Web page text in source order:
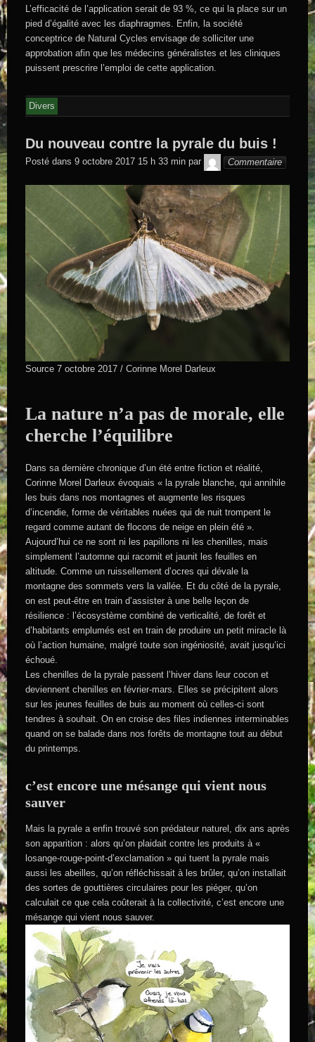
L’efficacité de l’application serait de 93 %, ce qui la place sur un
pied d’égalité avec les diaphragmes. Enfin, la société
conceptrice de Natural Cycles envisage de solliciter une
approbation afin que les médecins généralistes et les cliniques
puissent prescrire l’emploi de cette application.
Divers
Du nouveau contre la pyrale du buis !
Posté dans 9 octobre 2017 15 h 33 min par
GEGE DE
SAINTAND
Commentaire
Source 7 octobre 2017 / Corinne Morel Darleux
La nature n’a pas de morale, elle
cherche l’équilibre
Dans sa dernière chronique d’un été entre fiction et réalité,
Corinne Morel Darleux évoquais « la pyrale blanche, qui annihile
les buis dans nos montagnes et augmente les risques
d’incendie, forme de véritables nuées qui de nuit trompent le
regard comme autant de flocons de neige en plein été ».
Aujourd’hui ce ne sont ni les papillons ni les chenilles, mais
simplement l’automne qui racornit et jaunit les feuilles en
altitude. Comme un ruissellement d’ocres qui dévale la
montagne des sommets vers la vallée. Et du côté de la pyrale,
on est peut-être en train d’assister à une belle leçon de
résilience : l’écosystème combiné de verticalité, de forêt et
d’habitants emplumés est en train de produire un petit miracle là
où l’action humaine, malgré toute son ingéniosité, avait jusqu’ici
échoué.
Les chenilles de la pyrale passent l’hiver dans leur cocon et
deviennent chenilles en février-mars. Elles se précipitent alors
sur les jeunes feuilles de buis au moment où celles-ci sont
tendres à souhait. On en croise des files indiennes interminables
quand on se balade dans nos forêts de montagne tout au début
du printemps.
c’est encore une mésange qui vient nous
sauver
Mais la pyrale a enfin trouvé son prédateur naturel, dix ans après
son apparition : alors qu’on plaidait contre les produits à «
losange-rouge-point-d’exclamation » qui tuent la pyrale mais
aussi les abeilles, qu’on réfléchissait à les brûler, qu’on installait
des sortes de gouttières circulaires pour les piéger, qu’on
calculait ce que cela coûterait à la collectivité, c’est encore une
mésange qui vient nous sauver.